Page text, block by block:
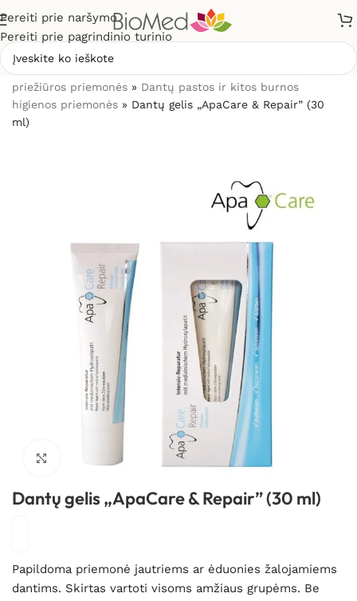
Pereiti prie naršymo
Pereiti prie pagrindinio turinio
priežiūros priemonės » Dantų pastos ir kitos burnos
higienos priemonės » Dantų gelis „ApaCare & Repair” (30
ml)
Spustelėkite, kad padidintumėte
Dantų gelis „ApaCare & Repair” (30 ml)
Papildoma priemonė jautriems ar ėduonies žalojamiems
dantims. Skirtas vartoti visoms amžiaus grupėms. Be